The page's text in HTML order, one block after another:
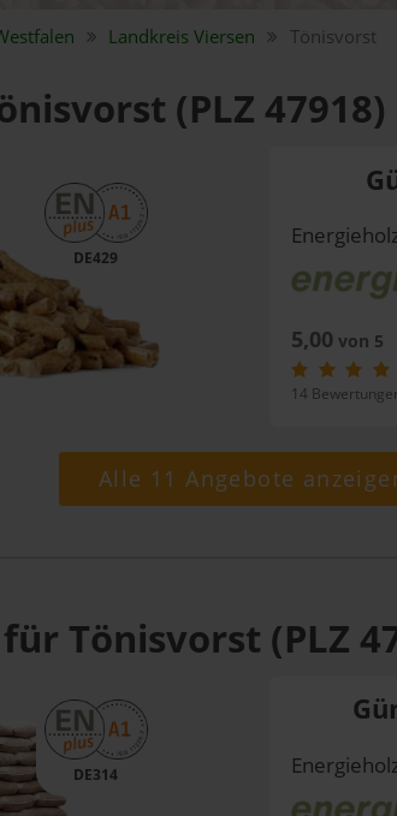
LandkreisViersen Tönisvorst
(PLZ 47918)
DE429
5,00 von 5
14
Alle 11 Angebote
Tönisvorst (PLZ
DE314